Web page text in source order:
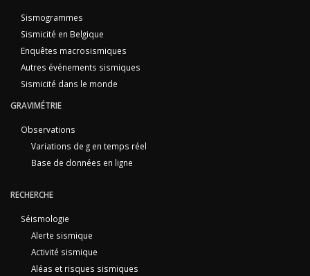
Sismogrammes
Sismicité en Belgique
Enquêtes macrosismiques
Autres événements sismiques
Sismicité dans le monde
GRAVIMÉTRIE
Observations
Variations de g en temps réel
Base de données en ligne
RECHERCHE
Séismologie
Alerte sismique
Activité sismique
Aléas et risques sismiques